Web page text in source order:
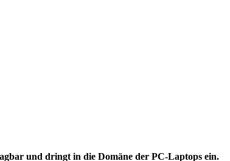
und dringt in die Domäne der PC-Laptops ein.